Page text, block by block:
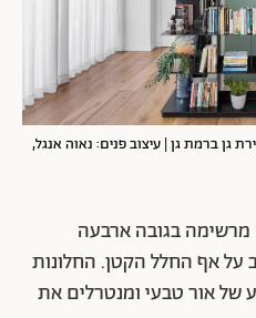
גן ברמת גן | עיצוב פנים: נאוה אנגל,
מרשימה בגובה ארבעה
אף החלל הקטן. החלונות
של אור טבעי ומנטרלים את